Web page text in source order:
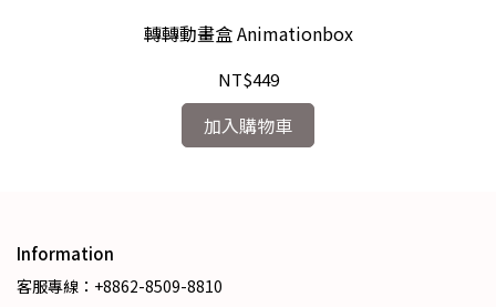
轉轉動畫盒 Animationbox
NT$449
加入購物車
Information
客服專線：+8862-8509-8810